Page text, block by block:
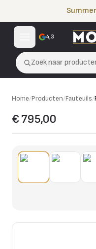
4,3
Zoek naar
Home/Producten/Fauteuils/
€ 795,00